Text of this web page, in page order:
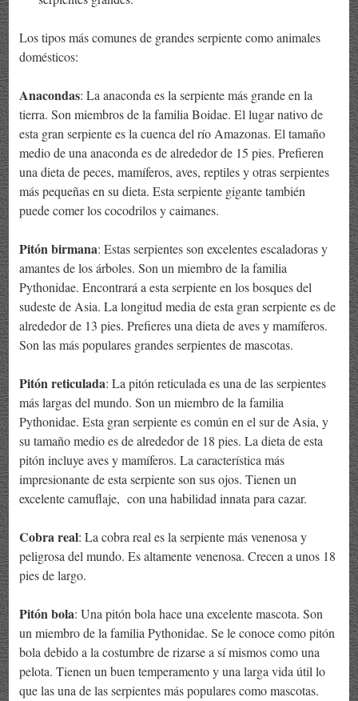
Los tipos más comunes de grandes serpiente como animales
domésticos:
Anacondas: La anaconda es la serpiente más grande en la
tierra. Son miembros de la familia Boidae. El lugar nativo de
esta gran serpiente es la cuenca del río Amazonas. El tamaño
medio de una anaconda es de alrededor de 15 pies. Prefieren
una dieta de peces, mamíferos, aves, reptiles y otras serpientes
más pequeñas en su dieta. Esta serpiente gigante también
puede comer los cocodrilos y caimanes.
Pitón birmana: Estas serpientes son excelentes escaladoras y
amantes de los árboles. Son un miembro de la familia
Pythonidae. Encontrará a esta serpiente en los bosques del
sudeste de Asia. La longitud media de esta gran serpiente es de
alrededor de 13 pies. Prefieres una dieta de aves y mamíferos.
Son las más populares grandes serpientes de mascotas.
Pitón reticulada: La pitón reticulada es una de las serpientes
más largas del mundo. Son un miembro de la familia
Pythonidae. Esta gran serpiente es común en el sur de Asia, y
su tamaño medio es de alrededor de 18 pies. La dieta de esta
pitón incluye aves y mamíferos. La característica más
impresionante de esta serpiente son sus ojos. Tienen un
excelente camuflaje, con una habilidad innata para cazar.
Cobra real: La cobra real es la serpiente más venenosa y
peligrosa del mundo. Es altamente venenosa. Crecen a unos 18
pies de largo.
Pitón bola: Una pitón bola hace una excelente mascota. Son
un miembro de la familia Pythonidae. Se le conoce como pitón
bola debido a la costumbre de rizarse a sí mismos como una
pelota. Tienen un buen temperamento y una larga vida útil lo
que las una de las serpientes más populares como mascotas.